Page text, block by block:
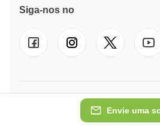
Envie uma
Siga-nos no
© 2026 Pineca PT LT Também
AT- PL-IE